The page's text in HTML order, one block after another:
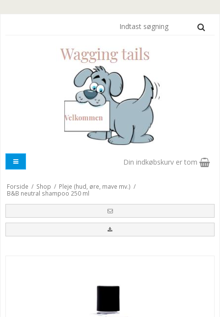
Din indkøbskurv er tom
Forside / Shop / Pleje (hud, øre, mave mv.) /
B&B neutral shampoo 250 ml